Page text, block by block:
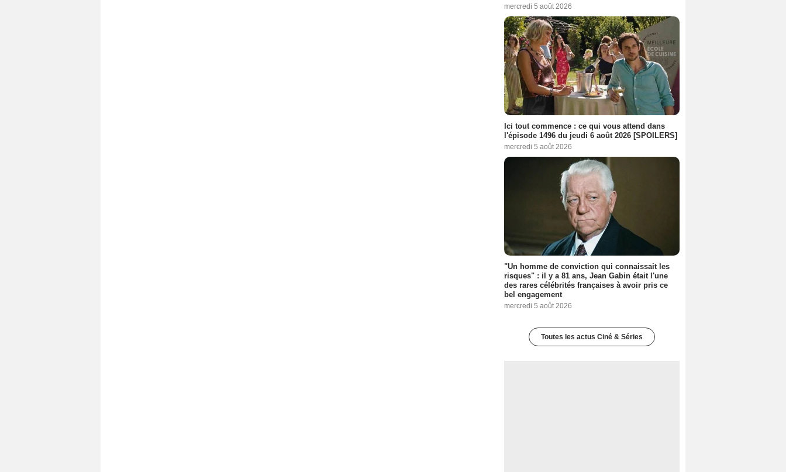
mercredi 5 août 2026
Ici tout commence : ce qui vous attend dans
l'épisode 1496 du jeudi 6 août 2026 [SPOILERS]
mercredi 5 août 2026
"Un homme de conviction qui connaissait les
risques" : il y a 81 ans, Jean Gabin était l'une
des rares célébrités françaises à avoir pris ce
bel engagement
mercredi 5 août 2026
Toutes les actus Ciné & Séries